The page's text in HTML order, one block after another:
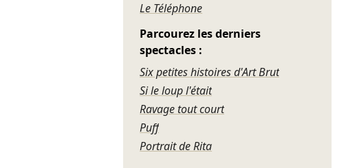
Le Téléphone
Parcourez les derniers
spectacles :
Six petites histoires d'Art Brut
Si le loup l'était
Ravage tout court
Puff
Portrait de Rita